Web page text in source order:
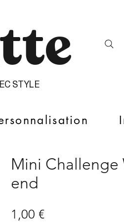
STYLE
Mini Challenge
end
1,00 €Prix